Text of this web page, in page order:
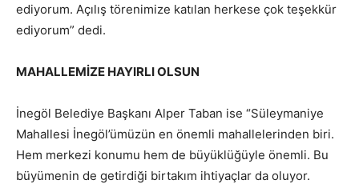
ediyorum. Açılış törenimize katılan herkese çok teşekkür
ediyorum” dedi.
MAHALLEMİZE HAYIRLI OLSUN
İnegöl Belediye Başkanı Alper Taban ise “Süleymaniye
Mahallesi İnegöl’ümüzün en önemli mahallelerinden biri.
Hem merkezi konumu hem de büyüklüğüyle önemli. Bu
büyümenin de getirdiği birtakım ihtiyaçlar da oluyor.